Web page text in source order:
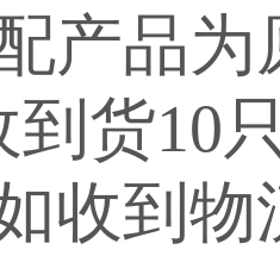
产品
到货10
收到